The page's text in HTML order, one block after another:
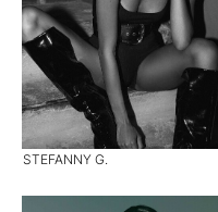
STEFANNY G.